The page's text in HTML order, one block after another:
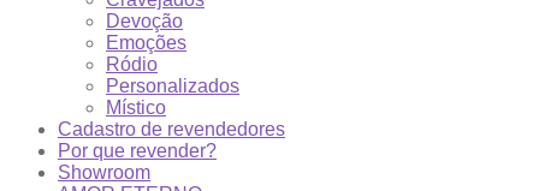
Devoção
Emoções
Ródio
Personalizados
Místico
Cadastro de revendedores
Por que revender?
Showroom